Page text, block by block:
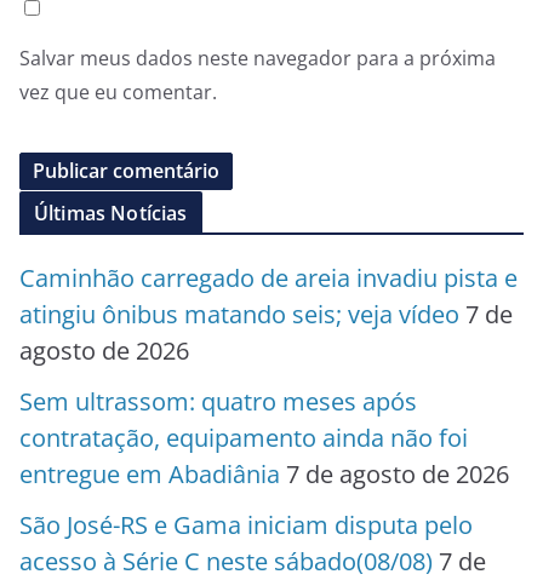
Salvar meus dados neste navegador para a próxima
vez que eu comentar.
Últimas Notícias
Caminhão carregado de areia invadiu pista e
atingiu ônibus matando seis; veja vídeo 7 de
agosto de 2026
Sem ultrassom: quatro meses após
contratação, equipamento ainda não foi
entregue em Abadiânia 7 de agosto de 2026
São José-RS e Gama iniciam disputa pelo
acesso à Série C neste sábado(08/08) 7 de